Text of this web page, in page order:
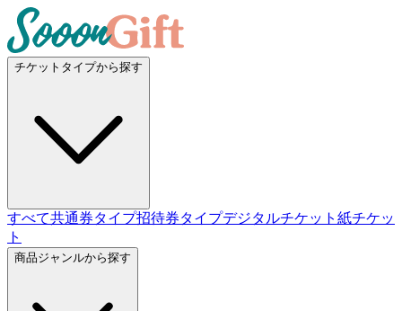
チケットタイプから探す
すべて共通券タイプ招待券タイプデジタルチケット 紙チケッ
ト
商品ジャンルから探す